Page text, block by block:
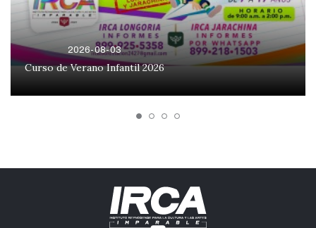
2026-08-03
Curso de Verano Infantil 2026